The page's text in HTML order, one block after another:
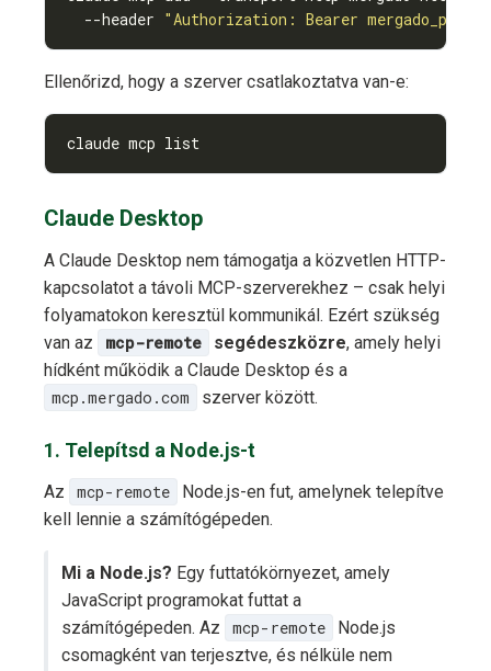
  --header
"Authorization: Bearer
Ellenőrizd, hogy a szerver csatlakoztatva van-e:
claude mcp list
Claude Desktop
A Claude Desktop nem támogatja a közvetlen HTTP-
kapcsolatot a távoli MCP-szerverekhez – csak helyi
folyamatokon keresztül kommunikál. Ezért szükség
van az
mcp-remote segédeszközre, amely helyi
hídként működik a Claude Desktop és a
mcp.mergado.com
szerver között.
1. Telepítsd a Node.js-t
Az mcp-remote
Node.js-en fut, amelynek telepítve
kell lennie a számítógépeden.
Mi a Node.js? Egy futtatókörnyezet, amely
JavaScript programokat futtat a
számítógépeden. Az
mcp-remote
Node.js
csomagként van terjesztve, és nélküle nem